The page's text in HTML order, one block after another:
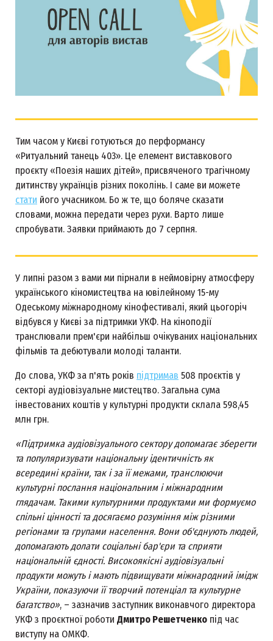
Тим часом у Києві готуються до перформансу
«Ритуальний танець 403». Це елемент виставкового
проєкту «Поезія наших дітей», присвяченого трагічному
дитинству українців різних поколінь. І саме ви можете
стати його учасником. Бо ж те, що боляче сказати
словами, можна передати через рухи. Варто лише
спробувати. Заявки приймають до 7 серпня.
У липні разом з вами ми пірнали в неймовірну атмосферу
українського кіномистецтва на ювілейному 15-му
Одеському міжнародному кінофестивалі, який цьогоріч
відбувся у Києві за підтримки УКФ. На кіноподії
транслювали прем'єри найбільш очікуваних національних
фільмів та дебютували молоді таланти.
До слова, УКФ за п'ять років підтримав 508 проєктів у
секторі аудіовізуальне мистецтво. Загальна сума
інвестованих коштів у культурні продукти склала 598,45
млн грн.
«Підтримка аудіовізуального сектору допомагає зберегти
та популяризувати національну ідентичність як
всередині країни, так і за її межами, транслюючи
культурні послання національним і міжнародним
глядачам. Такими культурними продуктами ми формуємо
спільні цінності та досягаємо розуміння між різними
регіонами та групами населення. Вони об'єднують людей,
допомагають долати соціальні бар'єри та сприяти
національній єдності. Високоякісні аудіовізуальні
продукти можуть і мають підвищувати міжнародний імідж
України, показуючи її творчий потенціал та культурне
багатство», – зазначив заступник виконавчого директора
УКФ з проєктної роботи Дмитро Решетченко під час
виступу на ОМКФ.